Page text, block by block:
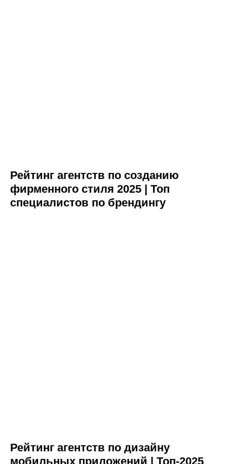
Рейтинг агентств по созданию
фирменного стиля 2025 | Топ
специалистов по брендингу
Рейтинг агентств по дизайну
мобильных приложений | Топ-2025